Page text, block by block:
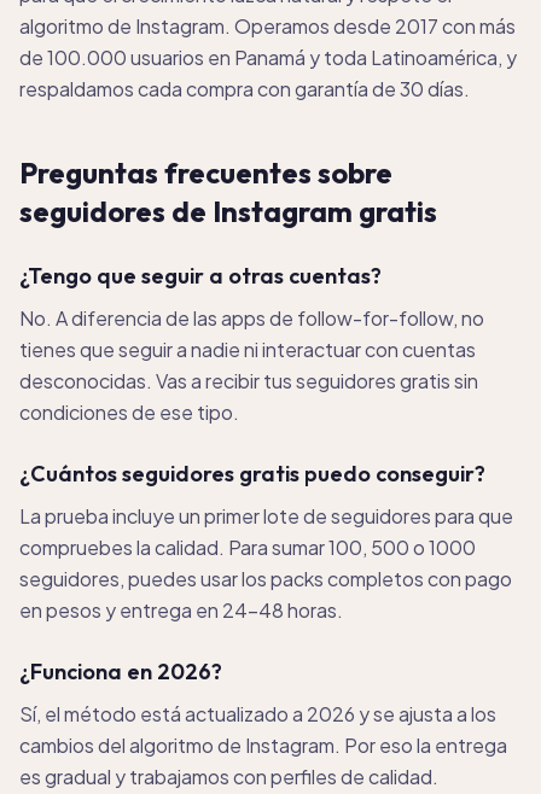
algoritmo de Instagram. Operamos desde 2017 con más
de 100.000 usuarios en Panamá y toda Latinoamérica, y
respaldamos cada compra con garantía de 30 días.
Preguntas frecuentes sobre
seguidores de Instagram gratis
¿Tengo que seguir a otras cuentas?
No. A diferencia de las apps de follow-for-follow, no
tienes que seguir a nadie ni interactuar con cuentas
desconocidas. Vas a recibir tus seguidores gratis sin
condiciones de ese tipo.
¿Cuántos seguidores gratis puedo conseguir?
La prueba incluye un primer lote de seguidores para que
compruebes la calidad. Para sumar 100, 500 o 1000
seguidores, puedes usar los packs completos con pago
en pesos y entrega en 24-48 horas.
¿Funciona en 2026?
Sí, el método está actualizado a 2026 y se ajusta a los
cambios del algoritmo de Instagram. Por eso la entrega
es gradual y trabajamos con perfiles de calidad.